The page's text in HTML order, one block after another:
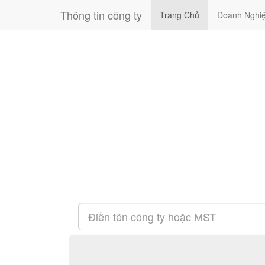
Thông tin công ty Trang Chủ Doanh